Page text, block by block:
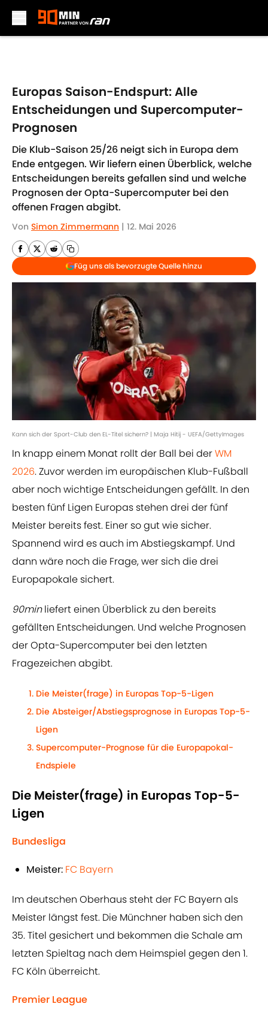
Europas Saison-Endspurt: Alle
Entscheidungen und Supercomputer-
Prognosen
Die Klub-Saison 25/26 neigt sich in Europa dem
Ende entgegen. Wir liefern einen Überblick, welche
Entscheidungen bereits gefallen sind und welche
Prognosen der Opta-Supercomputer bei den
offenen Fragen abgibt.
Von Simon Zimmermann | 12. Mai 2026
Füg uns als bevorzugte Quelle hinzu
Kann sich der Sport-Club den EL-Titel sichern? | Maja Hitij - UEFA/GettyImages
In knapp einem Monat rollt der Ball bei derWM
2026. Zuvor werden im europäischen Klub-Fußball
aber noch wichtige Entscheidungen gefällt. In den
besten fünf Ligen Europas stehen drei der fünf
Meister bereits fest. Einer so gut wie sicher.
Spannend wird es auch im Abstiegskampf. Und
dann wäre noch die Frage, wer sich die drei
Europapokale sichert.
90minliefert einen Überblick zu den bereits
gefällten Entscheidungen. Und welche Prognosen
der Opta-Supercomputer bei den letzten
Fragezeichen abgibt.
Die Meister(frage) in Europas Top-5-Ligen
Die Absteiger/Abstiegsprognose in Europas Top-5-
Ligen
Supercomputer-Prognose für die Europapokal-
Endspiele
Die Meister(frage) in Europas Top-5-
Ligen
Bundesliga
Meister: FC Bayern
Im deutschen Oberhaus steht der FC Bayern als
Meister längst fest. Die Münchner haben sich den
35. Titel gesichert und bekommen die Schale am
letzten Spieltag nach dem Heimspiel gegen den 1.
FC Köln überreicht.
Premier League